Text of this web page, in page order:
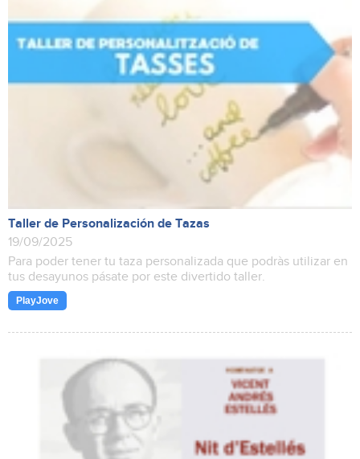
Taller de Personalización de Tazas
19/09/2025
Para poder tener tu taza personalizada que podràs utilizar en
tus desayunos pásate por este divertido taller.
PlayJove